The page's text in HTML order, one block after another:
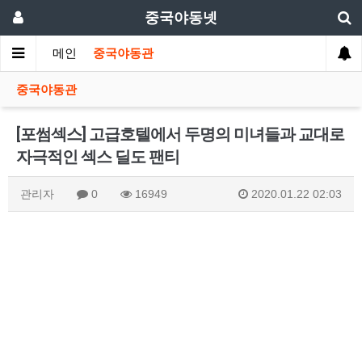
중국야동넷
메인 중국야동관
중국야동관
[포썸섹스] 고급호텔에서 두명의 미녀들과 교대로
자극적인 섹스 딜도 팬티
관리자 0 16949 2020.01.22 02:03